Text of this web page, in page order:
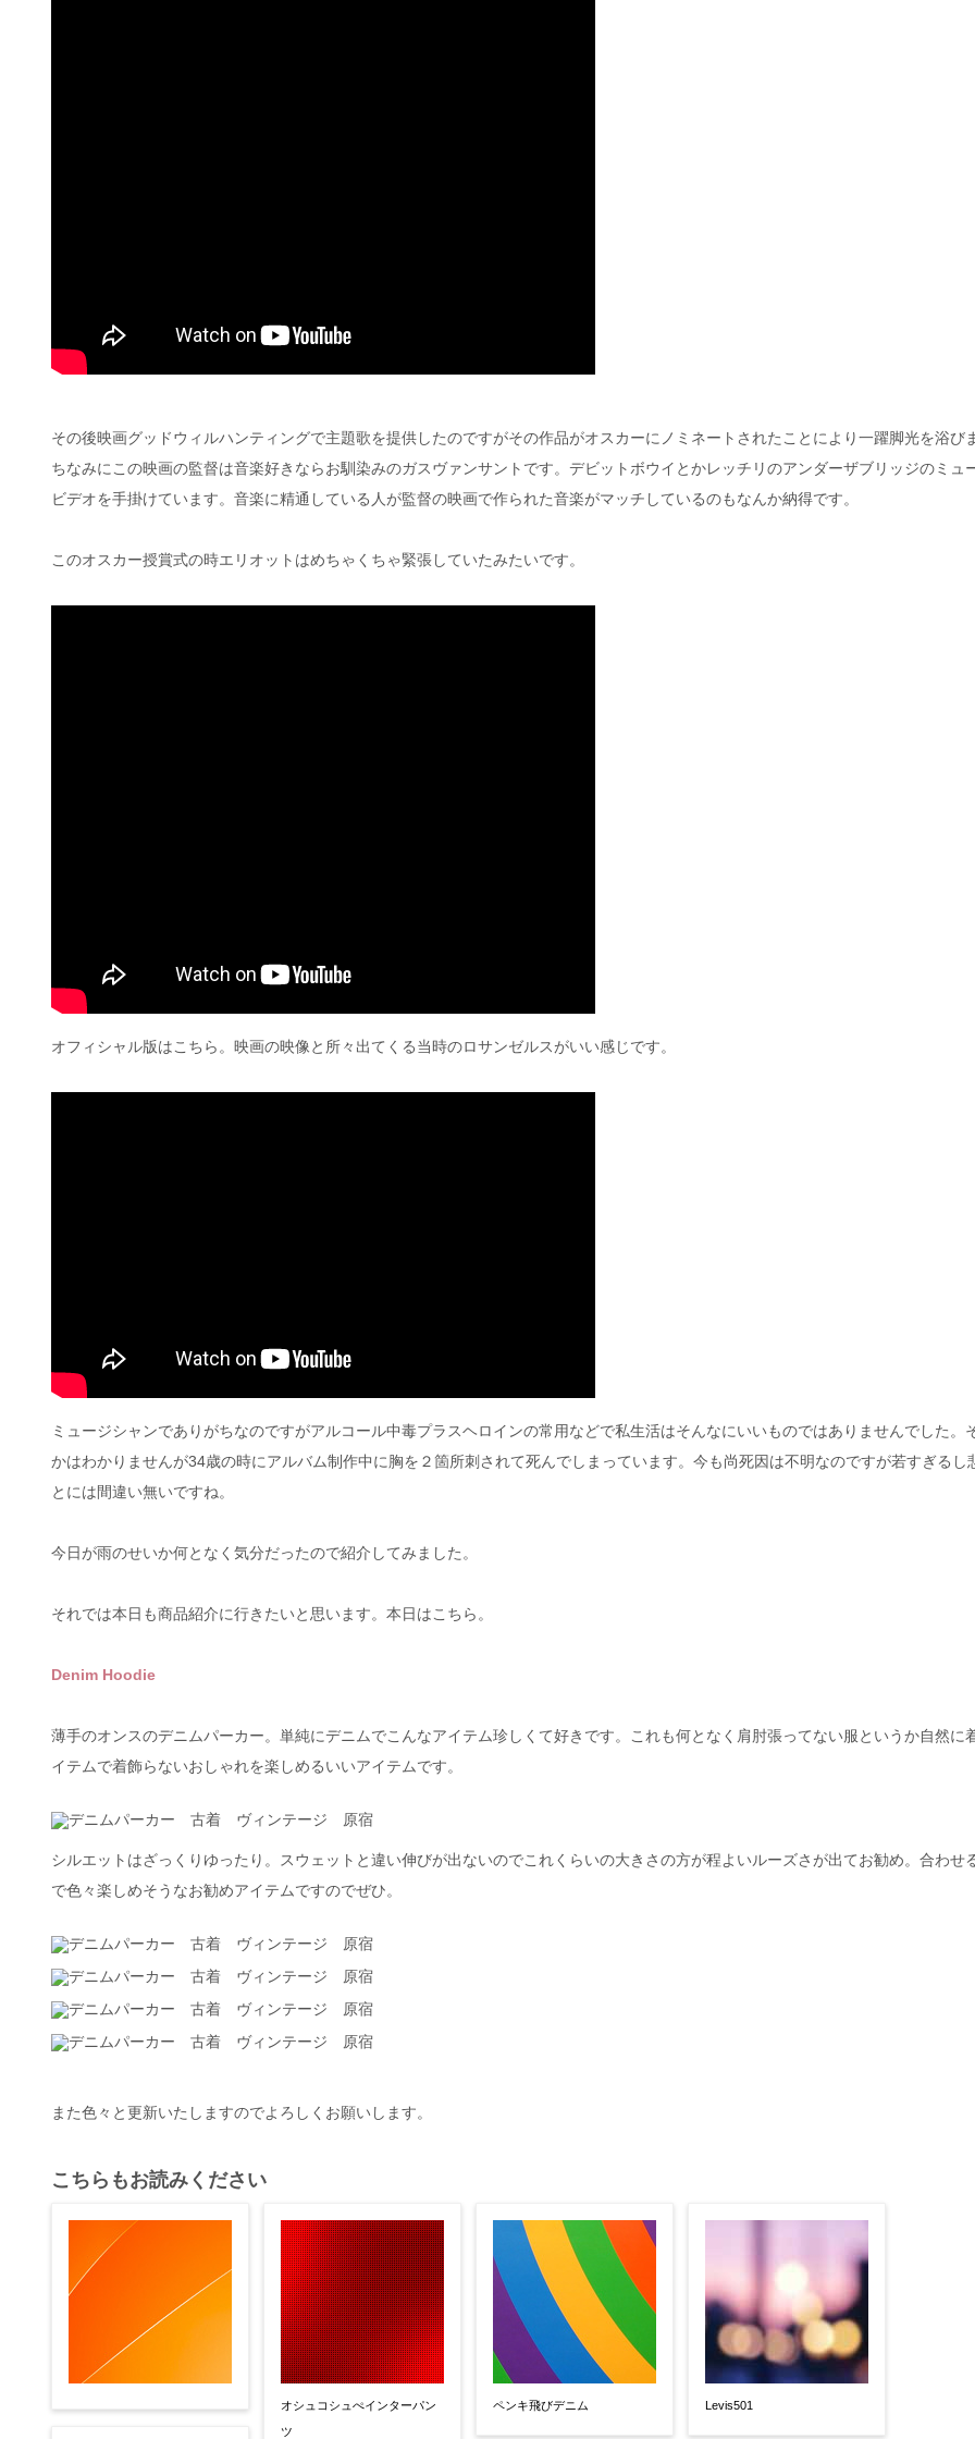
その後映画グッドウィルハンティングで主題歌を提供したのですがその作品がオスカーにノミネートされたことにより一躍脚光を浴び
ちなみにこの映画の監督は音楽好きならお馴染みのガスヴァンサントです。デビットボウイとかレッチリのアンダーザブリッジのミュ
ビデオを手掛けています。音楽に精通している人が監督の映画で作られた音楽がマッチしているのもなんか納得です。
このオスカー授賞式の時エリオットはめちゃくちゃ緊張していたみたいです。
オフィシャル版はこちら。映画の映像と所々出てくる当時のロサンゼルスがいい感じです。
ミュージシャンでありがちなのですがアルコール中毒プラスヘロインの常用などで私生活はそんなにいいものではありませんでした。
かはわかりませんが34歳の時にアルバム制作中に胸を２箇所刺されて死んでしまっています。今も尚死因は不明なのですが若すぎるし
とには間違い無いですね。
今日が雨のせいか何となく気分だったので紹介してみました。
それでは本日も商品紹介に行きたいと思います。本日はこちら。
Denim Hoodie
薄手のオンスのデニムパーカー。単純にデニムでこんなアイテム珍しくて好きです。これも何となく肩肘張ってない服というか自然に
イテムで着飾らないおしゃれを楽しめるいいアイテムです。
シルエットはざっくりゆったり。スウェットと違い伸びが出ないのでこれくらいの大きさの方が程よいルーズさが出てお勧め。合わせ
で色々楽しめそうなお勧めアイテムですのでぜひ。
また色々と更新いたしますのでよろしくお願いします。
こちらもお読みください
オシュコシュぺインターパン
ツ
ペンキ飛びデニム Levis501